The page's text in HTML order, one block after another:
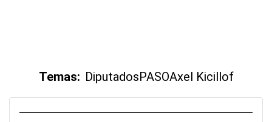
Temas: DiputadosPASOAxel Kicillof